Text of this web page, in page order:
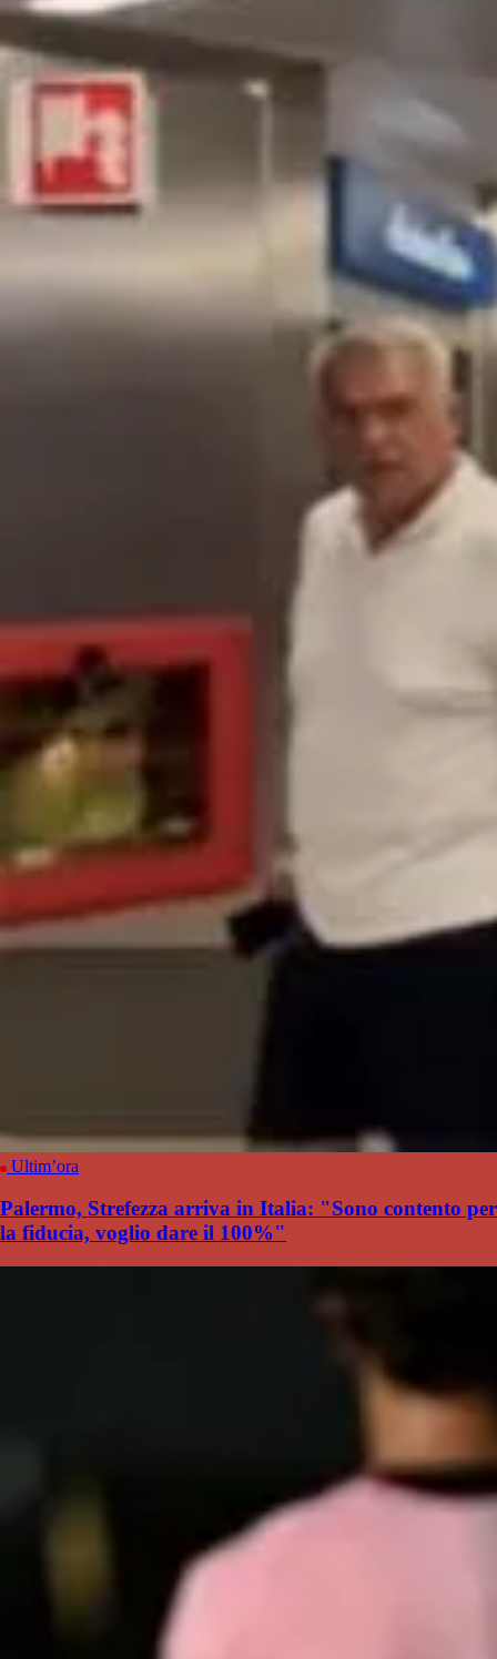
Ultim’ora
Palermo, Strefezza arriva in Italia: "Sono contento per
la fiducia, voglio dare il 100%"